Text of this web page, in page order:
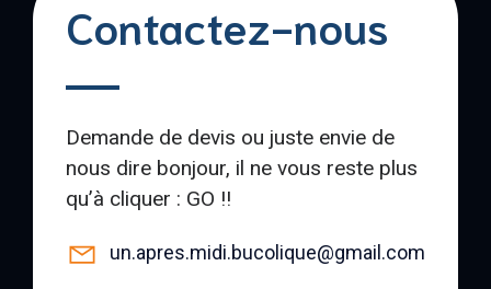
Contactez-nous
Demande de devis ou juste envie de
nous dire bonjour, il ne vous reste plus
qu’à cliquer : GO !!
un.apres.midi.bucolique@gmail.com